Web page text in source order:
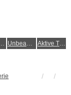
Unbeantwortete Themen Aktive Themen